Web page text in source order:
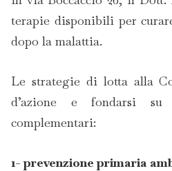
terapie disponibili per
dopo la malattia.
Le strategie di lotta alla
d’azione e fondarsi
complementari:
1- prevenzione primaria